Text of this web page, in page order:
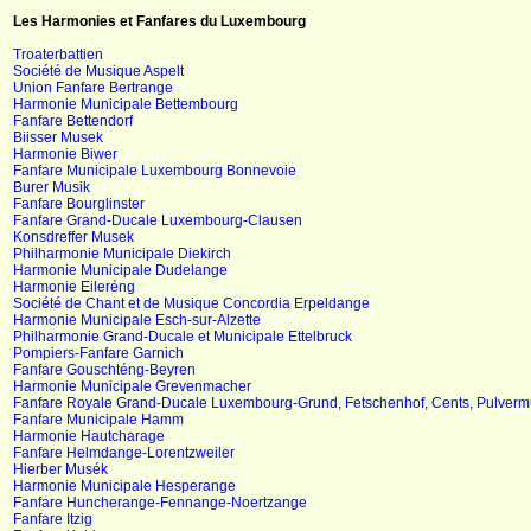
Les Harmonies et Fanfares du Luxembourg
Troaterbattien
Société de Musique Aspelt
Union Fanfare Bertrange
Harmonie Municipale Bettembourg
Fanfare Bettendorf
Biisser Musek
Harmonie Biwer
Fanfare Municipale Luxembourg Bonnevoie
Burer Musik
Fanfare Bourglinster
Fanfare Grand-Ducale Luxembourg-Clausen
Konsdreffer Musek
Philharmonie Municipale Diekirch
Harmonie Municipale Dudelange
Harmonie Eileréng
Société de Chant et de Musique Concordia Erpeldange
Harmonie Municipale Esch-sur-Alzette
Philharmonie Grand-Ducale et Municipale Ettelbruck
Pompiers-Fanfare Garnich
Fanfare Gouschténg-Beyren
Harmonie Municipale Grevenmacher
Fanfare Royale Grand-Ducale Luxembourg-Grund, Fetschenhof, Cents,
Fanfare Municipale Hamm
Harmonie Hautcharage
Fanfare Helmdange-Lorentzweiler
Hierber Musék
Harmonie Municipale Hesperange
Fanfare Huncherange-Fennange-Noertzange
Fanfare Itzig